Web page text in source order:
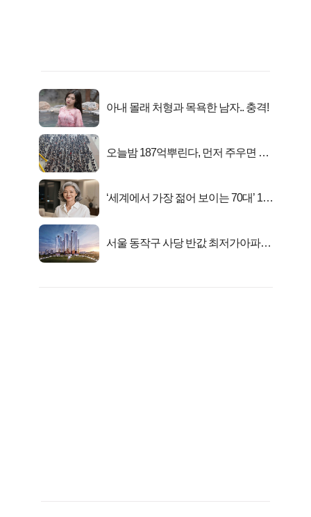
아내 몰래 처형과 목욕한 남자.. 충격!
오늘밤 187억뿌린다, 먼저 주우면 최
‘세계에서 가장 젊어 보이는 70대’ 1위
서울 동작구 사당 반값 최저가아파트